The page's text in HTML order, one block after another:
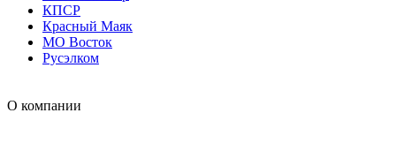
КПСР
Красный Маяк
МО Восток
Русэлком
О компании